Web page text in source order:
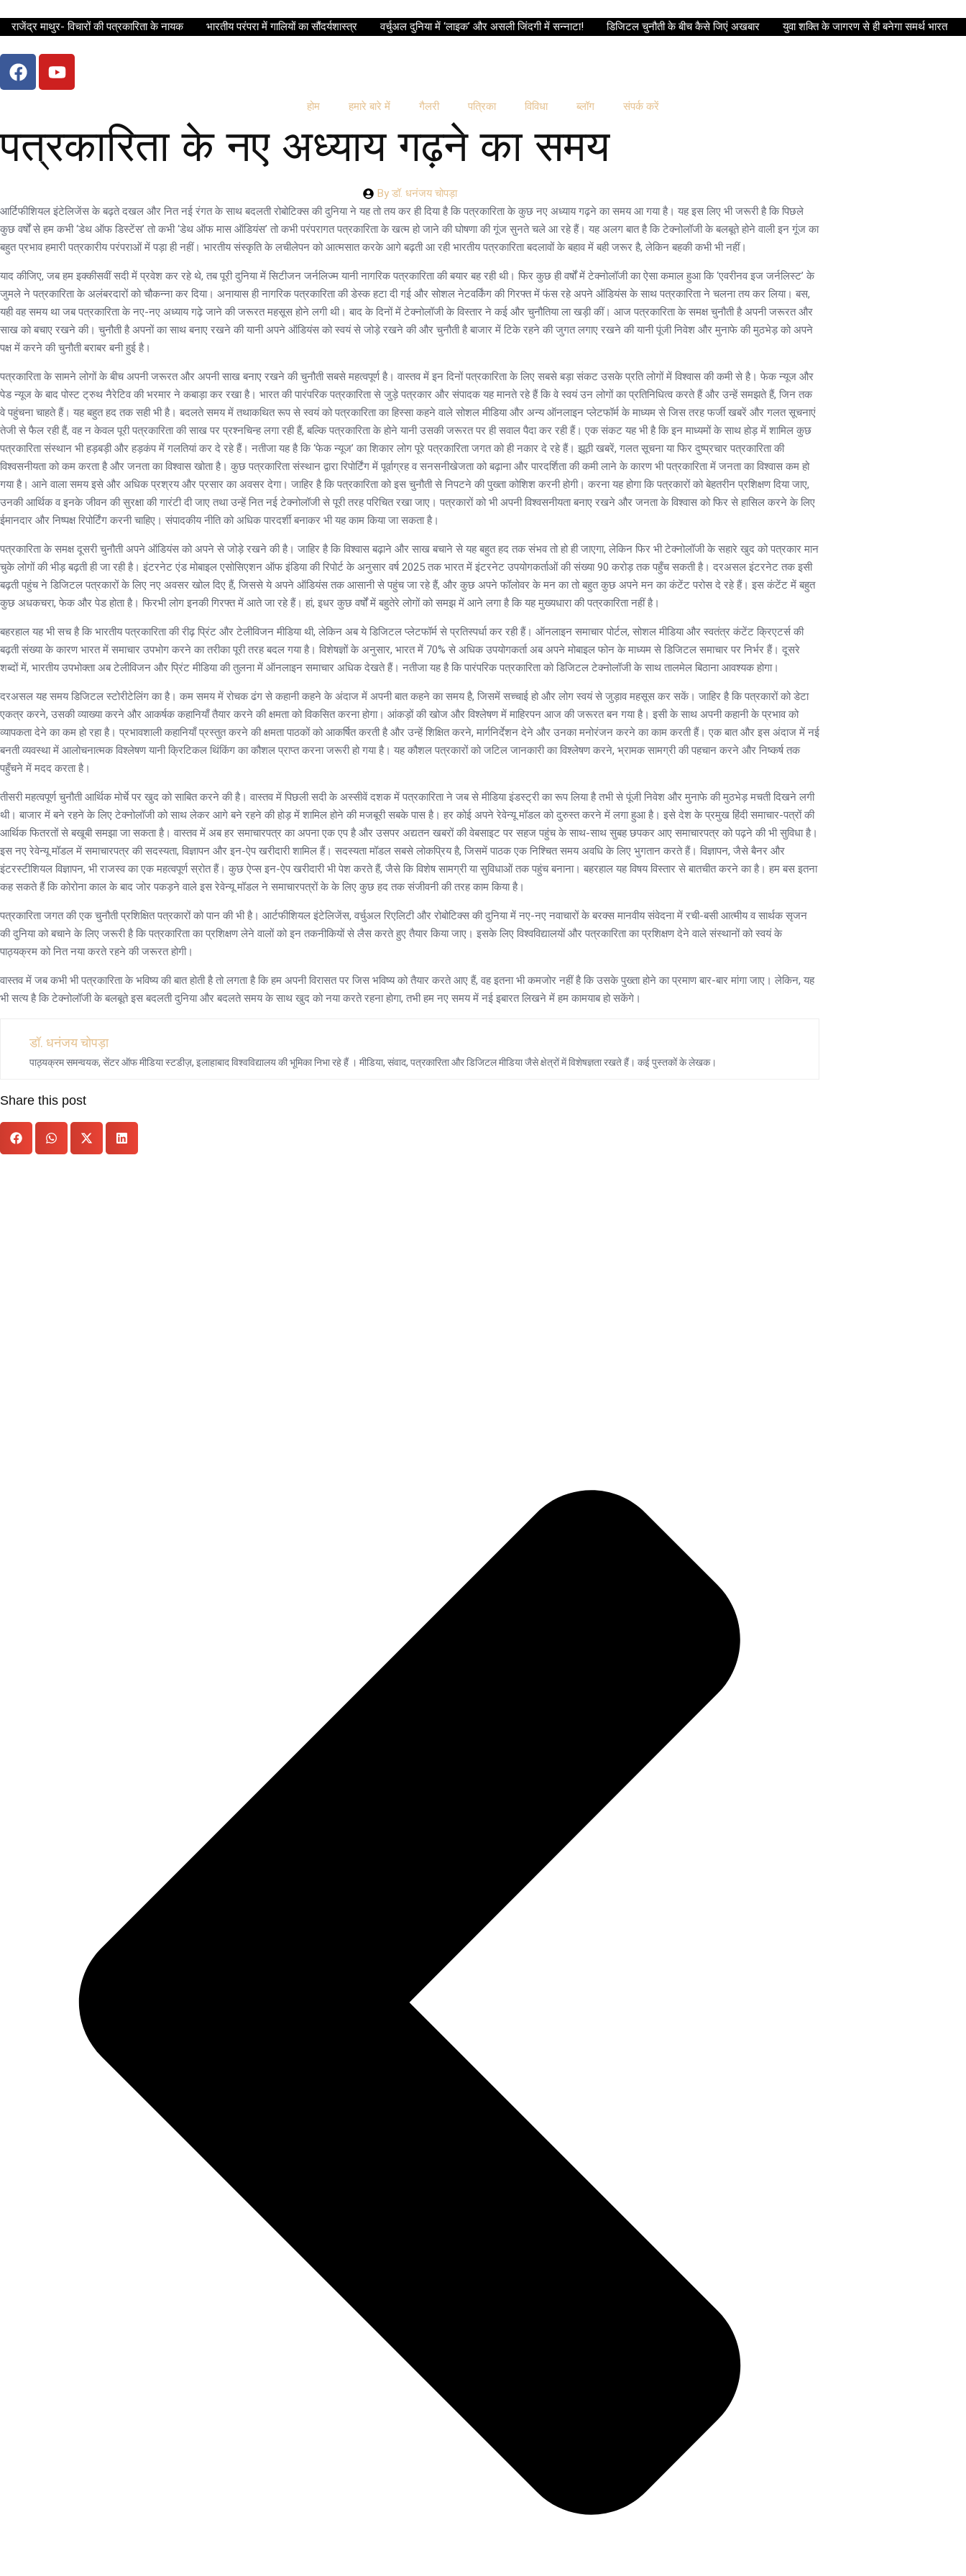
राजेंद्र माथुर- विचारों की पत्रकारिता के नायक भारतीय परंपरा में गालियों का सौंदर्यशास्त्र वर्चुअल दुनिया में ‘लाइक’ और असली जिंदगी में सन्नाटा! डिजिटल चुनौती के बीच कैसे जिएं अखबार युवा शक्ति के जागरण से ही बनेगा समर्थ भारत
होम हमारे बारे में गैलरी पत्रिका विविधा ब्लॉग संपर्क करें
पत्रकारिता के नए अध्याय गढ़ने का समय
Byडॉ. धनंजय चोपड़ा
आर्टिफीशियल इंटेलिजेंस के बढ़ते दखल और नित नई रंगत के साथ बदलती रोबोटिक्स की दुनिया ने यह तो तय कर ही दिया है कि पत्रकारिता के कुछ नए अध्याय गढ़ने का समय आ गया है। यह इस लिए भी जरूरी है कि पिछले
कुछ वर्षों से हम कभी ‘डेथ ऑफ डिस्टेंस’ तो कभी ‘डेथ ऑफ मास ऑडियंस’ तो कभी परंपरागत पत्रकारिता के खत्म हो जाने की घोषणा की गूंज सुनते चले आ रहे हैं। यह अलग बात है कि टेक्नोलॉजी के बलबूते होने वाली इन गूंज का
बहुत प्रभाव हमारी पत्रकारीय परंपराओं में पड़ा ही नहीं। भारतीय संस्कृति के लचीलेपन को आत्मसात करके आगे बढ़ती आ रही भारतीय पत्रकारिता बदलावों के बहाव में बही जरूर है, लेकिन बहकी कभी भी नहीं।
याद कीजिए, जब हम इक्कीसवीं सदी में प्रवेश कर रहे थे, तब पूरी दुनिया में सिटीजन जर्नलिज्म यानी नागरिक पत्रकारिता की बयार बह रही थी। फिर कुछ ही वर्षों में टेक्नोलॉजी का ऐसा कमाल हुआ कि ‘एवरीनव इज जर्नलिस्ट’ के
जुमले ने पत्रकारिता के अलंबरदारों को चौकन्ना कर दिया। अनायास ही नागरिक पत्रकारिता की डेस्क हटा दी गई और सोशल नेटवर्किंग की गिरफ्त में फंस रहे अपने ऑडियंस के साथ पत्रकारिता ने चलना तय कर लिया। बस,
यही वह समय था जब पत्रकारिता के नए-नए अध्याय गढ़े जाने की जरूरत महसूस होने लगी थी। बाद के दिनों में टेक्नोलॉजी के विस्तार ने कई और चुनौतिया ला खड़ी कीं। आज पत्रकारिता के समक्ष चुनौती है अपनी जरूरत और
साख को बचाए रखने की। चुनौती है अपनों का साथ बनाए रखने की यानी अपने ऑडियंस को स्वयं से जोड़े रखने की और चुनौती है बाजार में टिके रहने की जुगत लगाए रखने की यानी पूंजी निवेश और मुनाफे की मुठभेड़ को अपने
पक्ष में करने की चुनौती बराबर बनी हुई है।
पत्रकारिता के सामने लोगों के बीच अपनी जरूरत और अपनी साख बनाए रखने की चुनौती सबसे महत्वपूर्ण है। वास्तव में इन दिनों पत्रकारिता के लिए सबसे बड़ा संकट उसके प्रति लोगों में विश्वास की कमी से है। फेक न्यूज और
पेड न्यूज के बाद पोस्ट ट्रुथ नैरेटिव की भरमार ने कबाड़ा कर रखा है। भारत की पारंपरिक पत्रकारिता से जुड़े पत्रकार और संपादक यह मानते रहे हैं कि वे स्वयं उन लोगों का प्रतिनिधित्व करते हैं और उन्हें समझते हैं, जिन तक
वे पहुंचना चाहते हैं। यह बहुत हद तक सही भी है। बदलते समय में तथाकथित रूप से स्वयं को पत्रकारिता का हिस्सा कहने वाले सोशल मीडिया और अन्य ऑनलाइन प्लेटफॉर्म के माध्यम से जिस तरह फर्जी खबरें और गलत सूचनाएं
तेजी से फैल रही हैं, वह न केवल पूरी पत्रकारिता की साख पर प्रश्नचिन्ह लगा रही हैं, बल्कि पत्रकारिता के होने यानी उसकी जरूरत पर ही सवाल पैदा कर रही हैं। एक संकट यह भी है कि इन माध्यमों के साथ होड़ में शामिल कुछ
पत्रकारिता संस्थान भी हड़बड़ी और हड़कंप में गलतियां कर दे रहे हैं। नतीजा यह है कि ‘फेक न्यूज’ का शिकार लोग पूरे पत्रकारिता जगत को ही नकार दे रहे हैं। झूठी खबरें, गलत सूचना या फिर दुष्प्रचार पत्रकारिता की
विश्वसनीयता को कम करता है और जनता का विश्वास खोता है। कुछ पत्रकारिता संस्थान द्वारा रिपोर्टिंग में पूर्वाग्रह व सनसनीखेजता को बढ़ाना और पारदर्शिता की कमी लाने के कारण भी पत्रकारिता में जनता का विश्वास कम हो
गया है। आने वाला समय इसे और अधिक प्रश्रय और प्रसार का अवसर देगा। जाहिर है कि पत्रकारिता को इस चुनौती से निपटने की पुख्ता कोशिश करनी होगी। करना यह होगा कि पत्रकारों को बेहतरीन प्रशिक्षण दिया जाए,
उनकी आर्थिक व इनके जीवन की सुरक्षा की गारंटी दी जाए तथा उन्हें नित नई टेक्नोलॉजी से पूरी तरह परिचित रखा जाए। पत्रकारों को भी अपनी विश्वसनीयता बनाए रखने और जनता के विश्वास को फिर से हासिल करने के लिए
ईमानदार और निष्पक्ष रिपोर्टिंग करनी चाहिए। संपादकीय नीति को अधिक पारदर्शी बनाकर भी यह काम किया जा सकता है।
पत्रकारिता के समक्ष दूसरी चुनौती अपने ऑडियंस को अपने से जोड़े रखने की है। जाहिर है कि विश्वास बढ़ाने और साख बचाने से यह बहुत हद तक संभव तो हो ही जाएगा, लेकिन फिर भी टेक्नोलॉजी के सहारे खुद को पत्रकार मान
चुके लोगों की भीड़ बढ़ती ही जा रही है। इंटरनेट एंड मोबाइल एसोसिएशन ऑफ इंडिया की रिपोर्ट के अनुसार वर्ष 2025 तक भारत में इंटरनेट उपयोगकर्ताओं की संख्या 90 करोड़ तक पहुँच सकती है। दरअसल इंटरनेट तक इसी
बढ़ती पहुंच ने डिजिटल पत्रकारों के लिए नए अवसर खोल दिए हैं, जिससे ये अपने ऑडियंस तक आसानी से पहुंच जा रहे हैं, और कुछ अपने फॉलोवर के मन का तो बहुत कुछ अपने मन का कंटेंट परोस दे रहे हैं। इस कंटेंट में बहुत
कुछ अधकचरा, फेक और पेड होता है। फिरभी लोग इनकी गिरफ्त में आते जा रहे हैं। हां, इधर कुछ वर्षों में बहुतेरे लोगों को समझ में आने लगा है कि यह मुख्यधारा की पत्रकारिता नहीं है।
बहरहाल यह भी सच है कि भारतीय पत्रकारिता की रीढ़ प्रिंट और टेलीविजन मीडिया थी, लेकिन अब ये डिजिटल प्लेटफॉर्म से प्रतिस्पर्धा कर रही हैं। ऑनलाइन समाचार पोर्टल, सोशल मीडिया और स्वतंत्र कंटेंट क्रिएटर्स की
बढ़ती संख्या के कारण भारत में समाचार उपभोग करने का तरीका पूरी तरह बदल गया है। विशेषज्ञों के अनुसार, भारत में 70% से अधिक उपयोगकर्ता अब अपने मोबाइल फोन के माध्यम से डिजिटल समाचार पर निर्भर हैं। दूसरे
शब्दों में, भारतीय उपभोक्ता अब टेलीविजन और प्रिंट मीडिया की तुलना में ऑनलाइन समाचार अधिक देखते हैं। नतीजा यह है कि पारंपरिक पत्रकारिता को डिजिटल टेक्नोलॉजी के साथ तालमेल बिठाना आवश्यक होगा।
दरअसल यह समय डिजिटल स्टोरीटेलिंग का है। कम समय में रोचक ढंग से कहानी कहने के अंदाज में अपनी बात कहने का समय है, जिसमें सच्चाई हो और लोग स्वयं से जुड़ाव महसूस कर सकें। जाहिर है कि पत्रकारों को डेटा
एकत्र करने, उसकी व्याख्या करने और आकर्षक कहानियाँ तैयार करने की क्षमता को विकसित करना होगा। आंकड़ों की खोज और विश्लेषण में माहिरपन आज की जरूरत बन गया है। इसी के साथ अपनी कहानी के प्रभाव को
व्यापकता देने का कम हो रहा है। प्रभावशाली कहानियाँ प्रस्तुत करने की क्षमता पाठकों को आकर्षित करती है और उन्हें शिक्षित करने, मार्गनिर्देशन देने और उनका मनोरंजन करने का काम करती हैं। एक बात और इस अंदाज में नई
बनती व्यवस्था में आलोचनात्मक विश्लेषण यानी क्रिटिकल थिंकिंग का कौशल प्राप्त करना जरूरी हो गया है। यह कौशल पत्रकारों को जटिल जानकारी का विश्लेषण करने, भ्रामक सामग्री की पहचान करने और निष्कर्ष तक
पहुँचने में मदद करता है।
तीसरी महत्वपूर्ण चुनौती आर्थिक मोर्चे पर खुद को साबित करने की है। वास्तव में पिछली सदी के अस्सीवें दशक में पत्रकारिता ने जब से मीडिया इंडस्ट्री का रूप लिया है तभी से पूंजी निवेश और मुनाफे की मुठभेड़ मचती दिखने लगी
थी। बाजार में बने रहने के लिए टेक्नोलॉजी को साथ लेकर आगे बने रहने की होड़ में शामिल होने की मजबूरी सबके पास है। हर कोई अपने रेवेन्यू मॉडल को दुरुस्त करने में लगा हुआ है। इसे देश के प्रमुख हिंदी समाचार-पत्रों की
आर्थिक फितरतों से बखूबी समझा जा सकता है। वास्तव में अब हर समाचारपत्र का अपना एक एप है और उसपर अद्यतन खबरों की वेबसाइट पर सहज पहुंच के साथ-साथ सुबह छपकर आए समाचारपत्र को पढ़ने की भी सुविधा है।
इस नए रेवेन्यू मॉडल में समाचारपत्र की सदस्यता, विज्ञापन और इन-ऐप खरीदारी शामिल हैं। सदस्यता मॉडल सबसे लोकप्रिय है, जिसमें पाठक एक निश्चित समय अवधि के लिए भुगतान करते हैं। विज्ञापन, जैसे बैनर और
इंटरस्टीशियल विज्ञापन, भी राजस्व का एक महत्वपूर्ण स्रोत हैं। कुछ ऐप्स इन-ऐप खरीदारी भी पेश करते हैं, जैसे कि विशेष सामग्री या सुविधाओं तक पहुंच बनाना। बहरहाल यह विषय विस्तार से बातचीत करने का है। हम बस इतना
कह सकते हैं कि कोरोना काल के बाद जोर पकड़ने वाले इस रेवेन्यू मॉडल ने समाचारपत्रों के के लिए कुछ हद तक संजीवनी की तरह काम किया है।
पत्रकारिता जगत की एक चुनौती प्रशिक्षित पत्रकारों को पान की भी है। आर्टफीशियल इंटेलिजेंस, वर्चुअल रिएलिटी और रोबोटिक्स की दुनिया में नए-नए नवाचारों के बरक्स मानवीय संवेदना में रची-बसी आत्मीय व सार्थक सृजन
की दुनिया को बचाने के लिए जरूरी है कि पत्रकारिता का प्रशिक्षण लेने वालों को इन तकनीकियों से लैस करते हुए तैयार किया जाए। इसके लिए विश्वविद्यालयों और पत्रकारिता का प्रशिक्षण देने वाले संस्थानों को स्वयं के
पाठ्यक्रम को नित नया करते रहने की जरूरत होगी।
वास्तव में जब कभी भी पत्रकारिता के भविष्य की बात होती है तो लगता है कि हम अपनी विरासत पर जिस भविष्य को तैयार करते आए हैं, वह इतना भी कमजोर नहीं है कि उसके पुख्ता होने का प्रमाण बार-बार मांगा जाए। लेकिन, यह
भी सत्य है कि टेक्नोलॉजी के बलबूते इस बदलती दुनिया और बदलते समय के साथ खुद को नया करते रहना होगा, तभी हम नए समय में नई इबारत लिखने में हम कामयाब हो सकेंगे।
डॉ. धनंजय चोपड़ा
पाठ्यक्रम समन्वयक, सेंटर ऑफ मीडिया स्टडीज़, इलाहाबाद विश्वविद्यालय की भूमिका निभा रहे हैं । मीडिया, संवाद, पत्रकारिता और डिजिटल मीडिया जैसे क्षेत्रों में विशेषज्ञता रखते हैं। कई पुस्तकों के लेखक।
Share this post